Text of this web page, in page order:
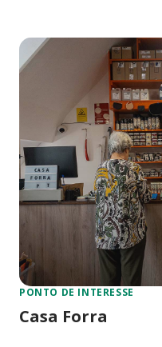
PONTO DE INTERESSE
Casa Forra